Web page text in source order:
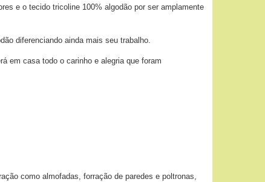
e o tecido tricoline 100% algodão por ser amplamente
diferenciando ainda mais seu trabalho.
em casa todo o carinho e alegria que foram
como almofadas, forração de paredes e poltronas,